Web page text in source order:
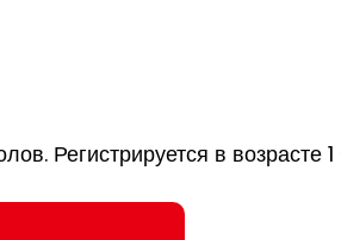
Регистрируется в возрасте